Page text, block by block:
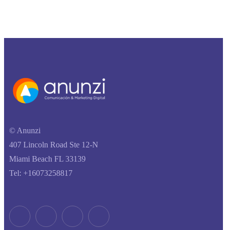
© Anunzi
407 Lincoln Road Ste 12-N
Miami Beach FL 33139
Tel: +16073258817